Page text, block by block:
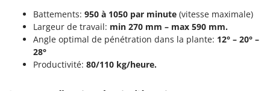
Rouleaux pour tracteur
Scies à os
Idromatic
Il-Tec
Imperia
Infaco
Battements: 950 à 1050 par minute (vitesse maximale)
Largeur de travail: min 270 mm – max 590 mm.
Angle optimal de pénétration dans la plante: 12° – 20° –
28°
Productivité: 80/110 kg/heure.